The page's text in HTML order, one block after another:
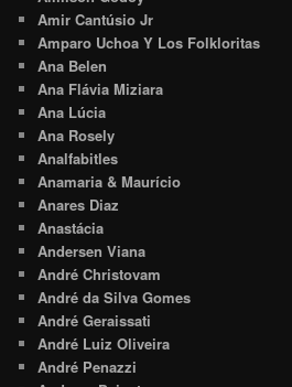
Amir Cantúsio Jr
Amparo Uchoa Y Los Folkloritas
Ana Belen
Ana Flávia Miziara
Ana Lúcia
Ana Rosely
Analfabitles
Anamaria & Maurício
Anares Diaz
Anastácia
Andersen Viana
André Christovam
André da Silva Gomes
André Geraissati
André Luiz Oliveira
André Penazzi